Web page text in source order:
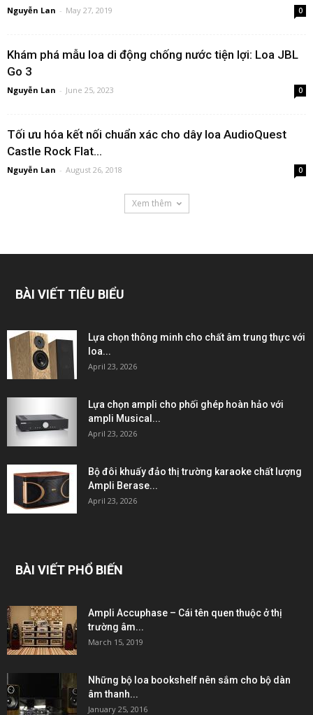
Nguyễn Lan - May 27, 2019 0
Khám phá mẫu loa di động chống nước tiện lợi: Loa JBL
Go 3
Nguyễn Lan - June 25, 2023 0
Tối ưu hóa kết nối chuẩn xác cho dây loa AudioQuest
Castle Rock Flat...
Nguyễn Lan - August 26, 2018 0
Xem thêm
BÀI VIẾT TIÊU BIỂU
Lựa chọn thông minh cho chất âm trung thực với
loa...
April 23, 2026
Lựa chọn ampli cho phối ghép hoàn hảo với
ampli Musical...
April 23, 2026
Bộ đôi khuấy đảo thị trường karaoke chất lượng
Ampli Berase...
April 23, 2026
BÀI VIẾT PHỔ BIẾN
Ampli Accuphase – Cái tên quen thuộc ở thị
trường âm...
March 15, 2019
Những bộ loa bookshelf nên sắm cho bộ dàn
âm thanh...
January 25, 2016